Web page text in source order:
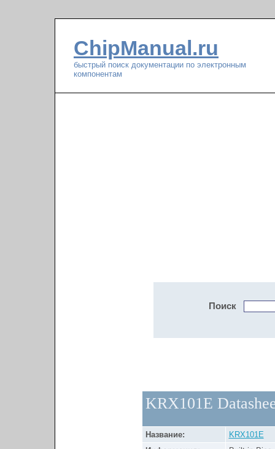
ChipManual.ru
быстрый поиск документации по электронным
компонентам
Поиск
KRX101E
Название:
KRX101E